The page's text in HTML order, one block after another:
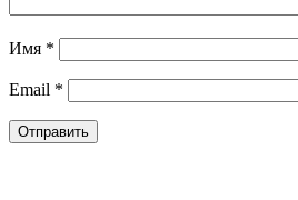
Имя *
Email *